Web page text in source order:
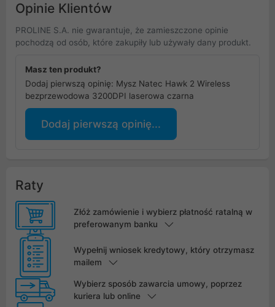
Opinie Klientów
PROLINE S.A. nie gwarantuje, że zamieszczone opinie
pochodzą od osób, które zakupiły lub używały dany produkt.
Masz ten produkt?
Dodaj pierwszą opinię: Mysz Natec Hawk 2 Wireless
bezprzewodowa 3200DPI laserowa czarna
Dodaj pierwszą opinię...
Raty
Złóż zamówienie i wybierz płatność ratalną w
preferowanym banku
Wypełnij wniosek kredytowy, który otrzymasz
mailem
Wybierz sposób zawarcia umowy, poprzez
kuriera lub online